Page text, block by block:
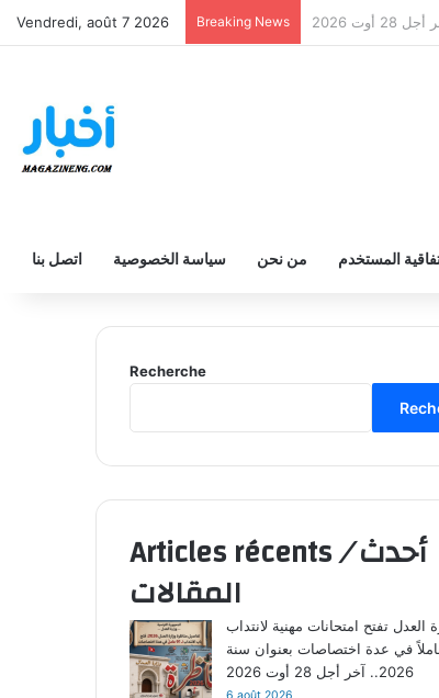
Vendredi, août 7 2026 Breaking News والتقني 2026
اتصل بنا سياسة الخصوصية من نحن المستخدم
Recherche
Articles récents/أحدث
المقالات
العدل تفتح امتحانات مهنية لانتداب
عاملاً في عدة اختصاصات بعنوان سنة
2026.. آخر أجل 28 أوت 2026